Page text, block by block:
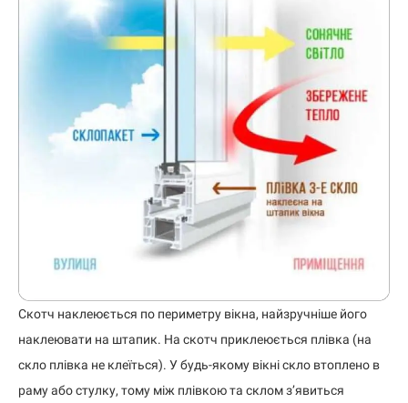
Скотч наклеюється по периметру вікна, найзручніше його
наклеювати на штапик. На скотч приклеюється плівка (на
скло плівка не клеїться). У будь-якому вікні скло втоплено в
раму або стулку, тому між плівкою та склом з’явиться